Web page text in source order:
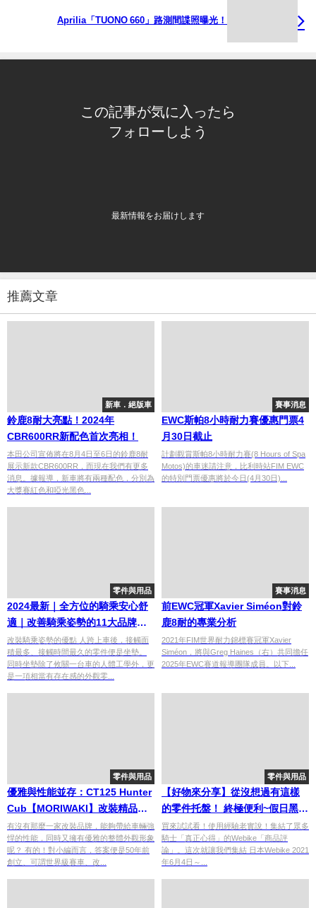
Aprilia「TUONO 660」路測間諜照曝光！
この記事が気に入ったら
フォローしよう
最新情報をお届けします
推薦文章
新車．絕版車
鈴鹿8耐大亮點！2024年
CBR600RR新配色首次亮相！
本田公司宣佈將在8月4日至6日的鈴鹿8耐
展示新款CBR600RR，而現在我們有更多
消息。據報導，新車將有兩種配色，分別為
大獎賽紅色和啞光黑色...
賽事消息
EWC斯帕8小時耐力賽優惠門票4
月30日截止
計劃觀賞斯帕8小時耐力賽(8 Hours of Spa
Motos)的車迷請注意，比利時站FIM EWC
的特別門票優惠將於今日(4月30日)...
零件與用品
2024最新｜全方位的騎乘安心舒
適｜改善騎乘姿勢的11大品牌改
裝推薦
改裝騎乘姿勢的優點 人跨上車後，接觸面
積最多、接觸時間最久的零件便是坐墊。
同時坐墊除了攸關一台車的人體工學外，更
是一項相當有存在感的外觀零...
賽事消息
前EWC冠軍Xavier Siméon對鈴
鹿8耐的專業分析
2021年FIM世界耐力錦標賽冠軍Xavier
Siméon，將與Greg Haines（右）共同擔任
2025年EWC賽道報導團隊成員。以下...
零件與用品
優雅與性能並存：CT125 Hunter
Cub【MORIWAKI】改裝精品特
輯
有沒有那麼一家改裝品牌，能夠帶給車輛強
悍的性能，同時又擁有優雅的整體外觀形象
呢？ 有的！對小編而言，答案便是50年前
創立、可謂世界級賽車、改...
零件與用品
【好物來分享】從沒想過有這樣
的零件托盤！ 終極便利~假日黑手
維修保養推薦
買來試試看！使用經驗老實說！集結了眾多
騎士「真正心得」的Webike「商品評
論」。這次就讓我們集結 日本Webike 2021
年6月4日～...